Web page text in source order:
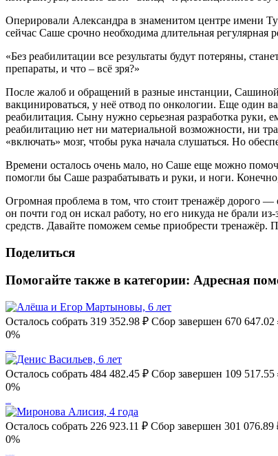
Оперировали Александра в знаменитом центре имени
сейчас Саше срочно необходима длительная регулярная
«Без реабилитации все результаты будут потеряны,
препараты, и что – всё зря?»
После жалоб и обращений в разные инстанции,
вакцинироваться, у неё отвод по онкологии. Еще один
реабилитация. Сыну нужно серьезная разработка руки,
реабилитацию нет ни материальной возможности, ни
«включать» мозг, чтобы рука начала слушаться. Но
Времени осталось очень мало, но Саше еще можно
помогли бы Саше разрабатывать и руки, и ноги.
Огромная проблема в том, что стоит тренажёр дорого
он почти год он искал работу, но его никуда не брали
средств. Давайте поможем семье приобрести тренажёр.
Поделиться
Помогайте также в категории: Адресная
Осталось собрать 319 352.98 ₽ Сбор завершен 670 647.02
0%
Осталось собрать 484 482.45 ₽ Сбор завершен 109 517.55
0%
Осталось собрать 226 923.11 ₽ Сбор завершен 301 076.89
0%